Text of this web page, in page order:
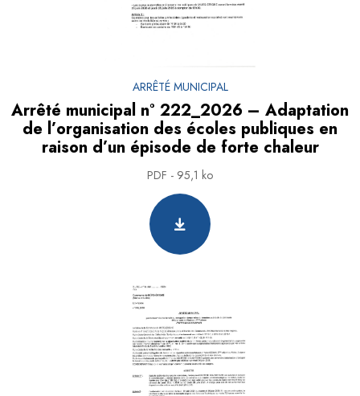
ARRÊTÉ MUNICIPAL
Arrêté municipal n° 222_2026 – Adaptation
de l’organisation des écoles publiques en
raison d’un épisode de forte chaleur
PDF - 95,1 ko